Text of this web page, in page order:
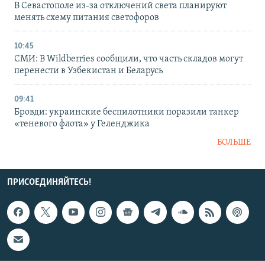
В Севастополе из-за отключений света планируют
менять схему питания светофоров
10:45
СМИ: В Wildberries сообщили, что часть складов могут
перенести в Узбекистан и Беларусь
09:41
Бровди: украинские беспилотники поразили танкер
«теневого флота» у Геленджика
БОЛЬШЕ
ПРИСОЕДИНЯЙТЕСЬ!